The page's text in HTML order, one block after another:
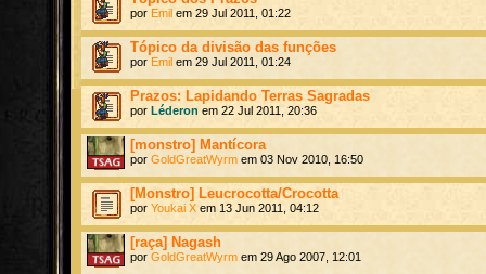
por Emil em 29 Jul 2011, 01:22
Tópico da divisão das funções
por Emil em 29 Jul 2011, 01:24
Prazos: Lapidando Terras Sagradas
por Léderon em 22 Jul 2011, 20:36
[monstro] Mantícora
por GoldGreatWyrm em 03 Nov 2010, 16:50
[Monstro] Leucrocotta/Crocotta
por Youkai X em 13 Jun 2011, 04:12
[raça] Nagash
por GoldGreatWyrm em 29 Ago 2007, 12:01